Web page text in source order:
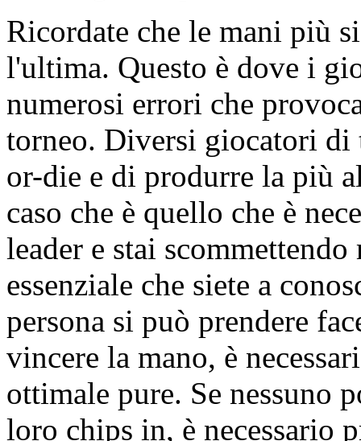
Ricordate che le mani più
l'ultima. Questo è dove i
numerosi errori che
torneo. Diversi giocatori di
or-die e di produrre la più
caso che è quello che è
leader e stai
essenziale che siete a
persona si può prendere
vincere la mano, è
ottimale pure. Se nessuno
loro chips in, è necessario